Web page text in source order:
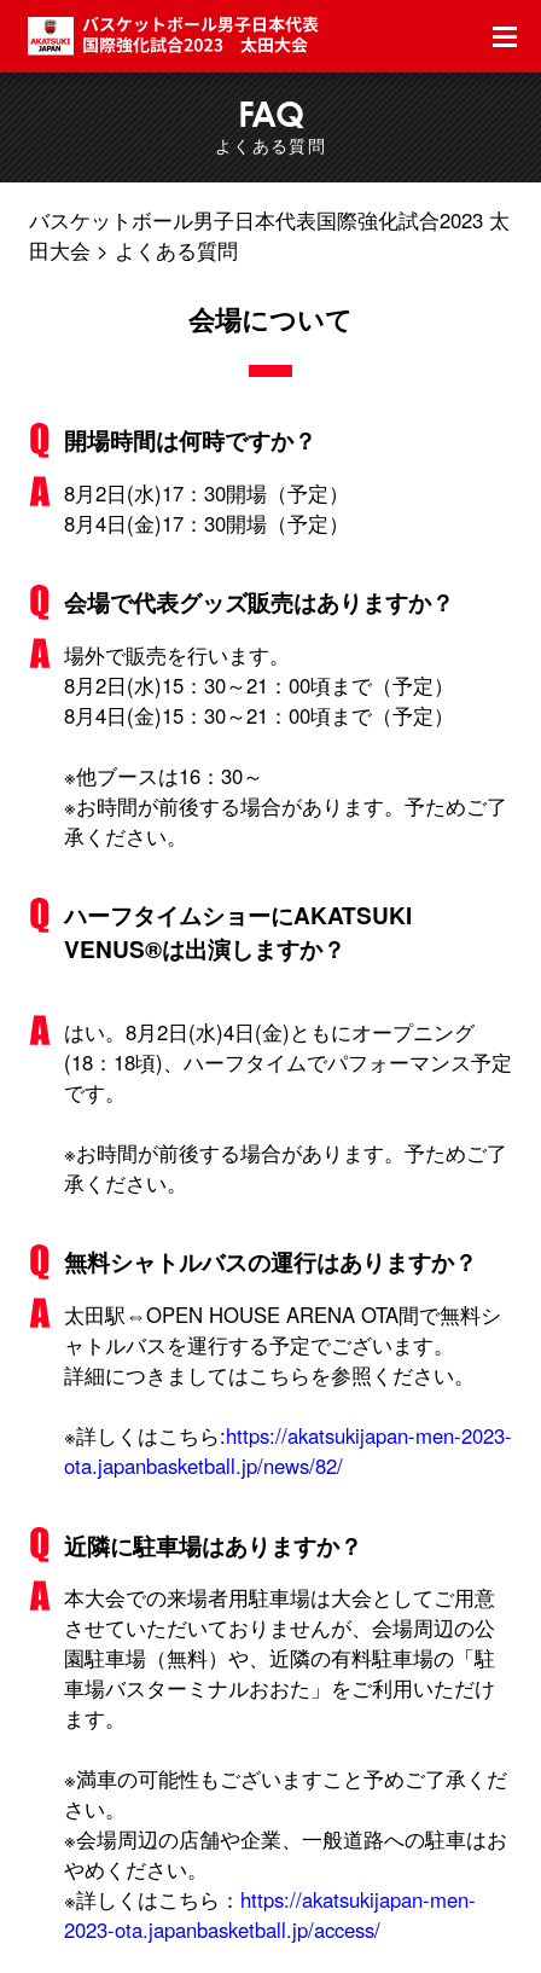
FAQ
よくある質問
バスケットボール男子日本代表国際強化試合2023 太
田大会
よくある質問
会場について
開場時間は何時ですか？
8月2日(水)17：30開場（予定）
8月4日(金)17：30開場（予定）
会場で代表グッズ販売はありますか？
場外で販売を行います。
8月2日(水)15：30～21：00頃まで（予定）
8月4日(金)15：30～21：00頃まで（予定）
※他ブースは16：30～
※お時間が前後する場合があります。予ためご了
承ください。
ハーフタイムショーにAKATSUKI
VENUS®は出演しますか？
はい。8月2日(水)4日(金)ともにオープニング
(18：18頃)、ハーフタイムでパフォーマンス予定
です。
※お時間が前後する場合があります。予ためご了
承ください。
無料シャトルバスの運行はありますか？
太田駅⇔OPEN HOUSE ARENA OTA間で無料シ
ャトルバスを運行する予定でございます。
詳細につきましてはこちらを参照ください。
※詳しくはこちら:https://akatsukijapan-men-2023-
ota.japanbasketball.jp/news/82/
近隣に駐車場はありますか？
本大会での来場者用駐車場は大会としてご用意
させていただいておりませんが、会場周辺の公
園駐車場（無料）や、近隣の有料駐車場の「駐
車場バスターミナルおおた」をご利用いただけ
ます。
※満車の可能性もございますこと予めご了承くだ
さい。
※会場周辺の店舗や企業、一般道路への駐車はお
やめください。
※詳しくはこちら： https://akatsukijapan-men-
2023-ota.japanbasketball.jp/access/